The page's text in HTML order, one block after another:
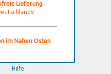
Lieferung
im Nahen Osten
Service
Hilfe